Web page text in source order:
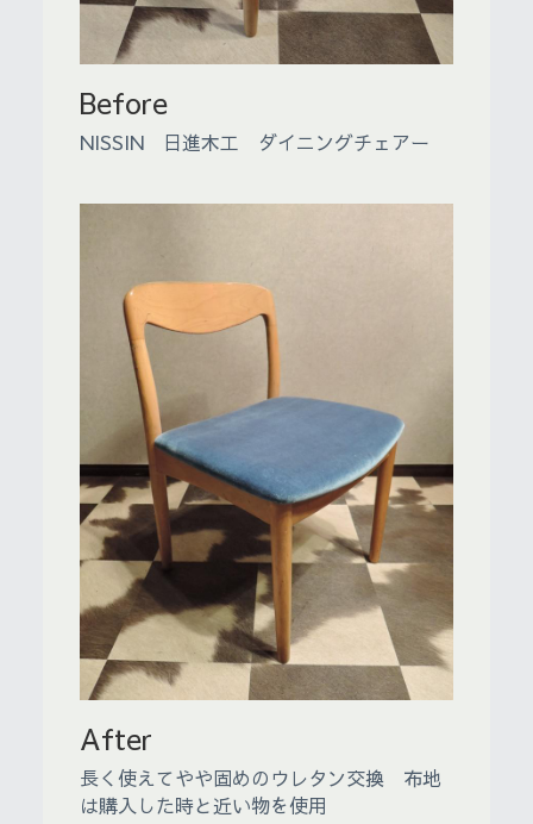
Before
NISSIN　日進木工　ダイニングチェアー
After
長く使えてやや固めのウレタン交換　布地
は購入した時と近い物を使用